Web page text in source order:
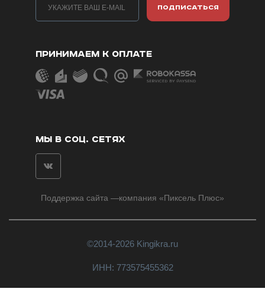
ПОДПИСАТЬСЯ
ПРИНИМАЕМ К ОПЛАТЕ
МЫ В СОЦ. СЕТЯХ
Поддержка сайта —компания «Пиксель Плюс»
©2014-2026 Kingikra.ru
ИНН: 773575455362